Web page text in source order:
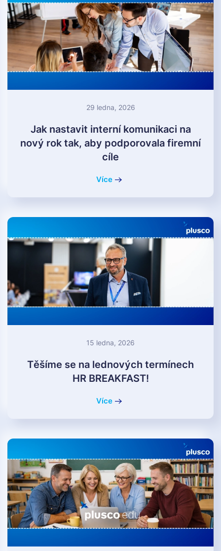
29 ledna, 2026
Jak nastavit interní komunikaci na
nový rok tak, aby podporovala firemní
cíle
Více
15 ledna, 2026
Těšíme se na lednových termínech
HR BREAKFAST!
Více